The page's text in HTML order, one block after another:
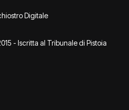
Digitale
- Iscritta al Tribunale di Pistoia